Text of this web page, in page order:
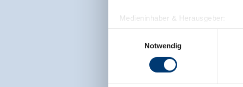
Medieninhaber & Herausgeber:
Zeller Bergbahnen Zillertal GmbH
Rohr 23// A-6280 Zell am Ziller
www.zillertalarena.com
Notwendig